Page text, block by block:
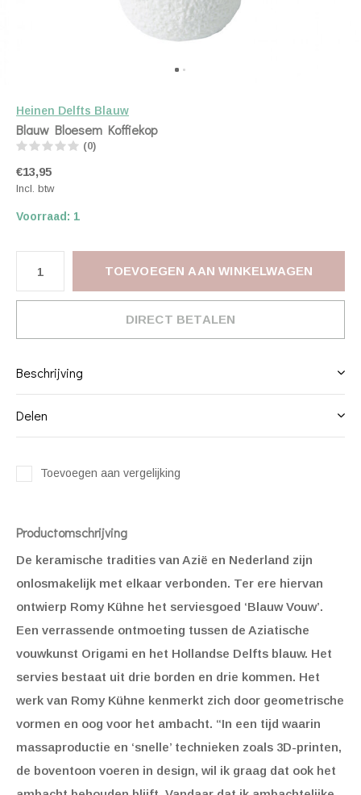
Heinen Delfts Blauw
Blauw Bloesem Koffiekop
(0)
€13,95
Incl. btw
Voorraad: 1
TOEVOEGEN AAN WINKELWAGEN
DIRECT BETALEN
Beschrijving
Delen
Toevoegen aan vergelijking
Productomschrijving
De keramische tradities van Azië en Nederland zijn
onlosmakelijk met elkaar verbonden. Ter ere hiervan
ontwierp Romy Kühne het serviesgoed ‘Blauw Vouw’.
Een verrassende ontmoeting tussen de Aziatische
vouwkunst Origami en het Hollandse Delfts blauw. Het
servies bestaat uit drie borden en drie kommen. Het
werk van Romy Kühne kenmerkt zich door geometrische
vormen en oog voor het ambacht. “In een tijd waarin
massaproductie en ‘snelle’ technieken zoals 3D-printen,
de boventoon voeren in design, wil ik graag dat ook het